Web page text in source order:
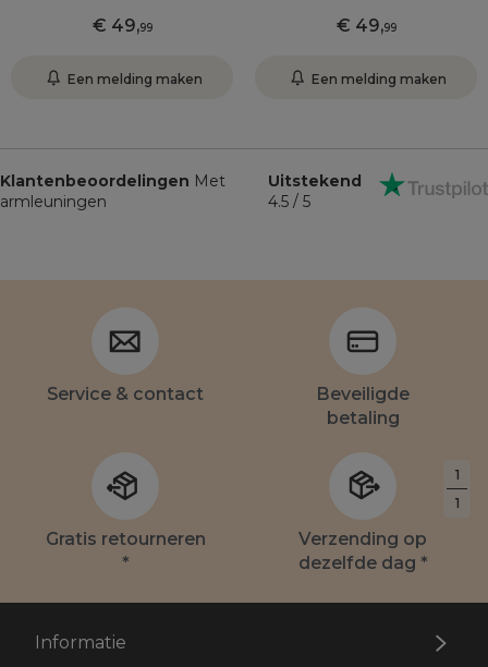
1
1
49,99
Een melding maken
49,99
Een melding maken
Klantenbeoordelingen Met
armleuningen
Uitstekend
4.5 / 5
Service & contact
Beveiligde
betaling
Gratis retourneren
*
Verzending op
dezelfde dag *
Informatie